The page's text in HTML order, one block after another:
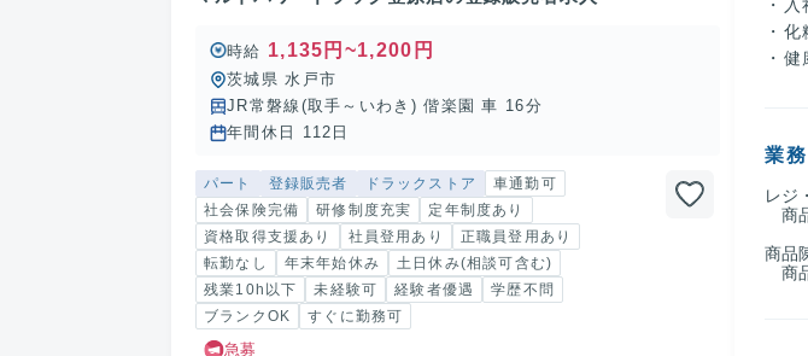
時給 1,135円~1,200円
茨城県 水戸市
JR常磐線(取手～いわき) 偕楽園 車 16分
年間休日 112日
パート 登録販売者 ドラックストア
車通勤可
社会保険完備
研修制度充実
定年制度あり
資格取得支援あり
社員登用あり
正職員登用あり
転勤なし
年末年始休み
土日休み(相談可含む)
残業10h以下
未経験可 経験者優遇
学歴不問
ブランクOK
すぐに勤務可
急募
・
・
・
業
レジ
商
商品
商